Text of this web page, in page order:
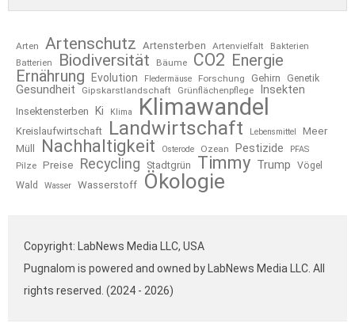
Arten Artenschutz Artensterben Artenvielfalt
Bakterien
Batterien
Biodiversität Bäume CO2 Energie
Ernährung
Evolution Fledermäuse Forschung Gehirn Genetik
Gesundheit Gipskarstlandschaft Grünflächenpflege Insekten
Insektensterben Ki Klima Klimawandel
Kreislaufwirtschaft Landwirtschaft Lebensmittel
Meer
Müll
Nachhaltigkeit Osterode Ozean Pestizide PFAS
Pilze Preise Recycling Stadtgrün Timmy Trump
Vögel
Wald
Wasser Wasserstoff Ökologie
Copyright: LabNews Media LLC, USA
Pugnalom is powered and owned by LabNews Media LLC. All
rights reserved. (2024 - 2026)